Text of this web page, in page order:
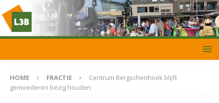
HOME FRACTIE
Centrum Bergschenhoek blijft
gemoederen bezig houden